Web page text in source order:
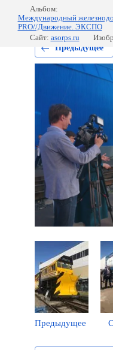
Альбом:
Международный
PRO//Движение. ЭКСПО
Сайт: asorps.ru
Предыдущее
Предыдущее